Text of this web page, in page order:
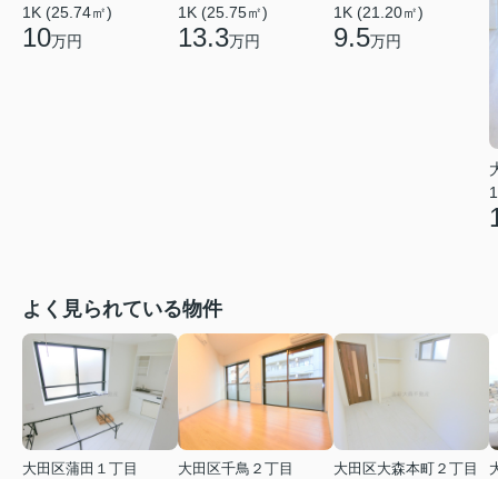
1K (25.74㎡)
10万円
1K (25.75㎡)
13.3万円
1K (21.20㎡)
9.5万円
よく見られている物件
大田区蒲田１丁目
大田区千鳥２丁目
大田区大森本町２丁目